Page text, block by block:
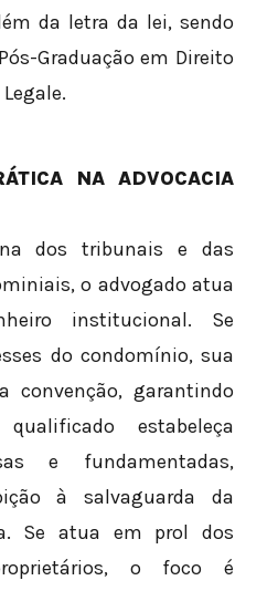
da letra da lei, sendo
Graduação em Direito
NA ADVOCACIA
dos tribunais e das
o advogado atua
institucional. Se
do condomínio, sua
convenção, garantindo
estabeleça
e fundamentadas,
à salvaguarda da
Se atua em prol dos
o foco é